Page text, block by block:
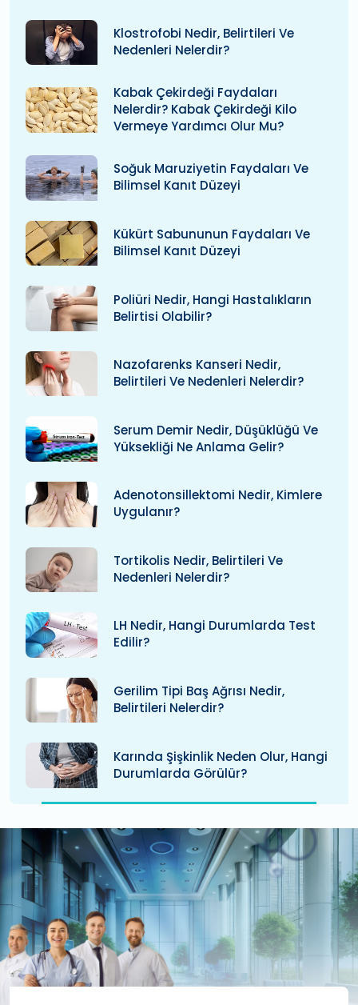
Klostrofobi Nedir, Belirtileri Ve
Nedenleri Nelerdir?
Kabak Çekirdeği Faydaları
Nelerdir? Kabak Çekirdeği Kilo
Vermeye Yardımcı Olur Mu?
Soğuk Maruziyetin Faydaları Ve
Bilimsel Kanıt Düzeyi
Kükürt Sabununun Faydaları Ve
Bilimsel Kanıt Düzeyi
Poliüri Nedir, Hangi Hastalıkların
Belirtisi Olabilir?
Nazofarenks Kanseri Nedir,
Belirtileri Ve Nedenleri Nelerdir?
Serum Demir Nedir, Düşüklüğü Ve
Yüksekliği Ne Anlama Gelir?
Adenotonsillektomi Nedir, Kimlere
Uygulanır?
Tortikolis Nedir, Belirtileri Ve
Nedenleri Nelerdir?
LH Nedir, Hangi Durumlarda Test
Edilir?
Gerilim Tipi Baş Ağrısı Nedir,
Belirtileri Nelerdir?
Karında Şişkinlik Neden Olur, Hangi
Durumlarda Görülür?